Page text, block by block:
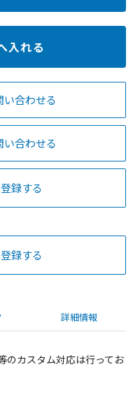
い合わせる
い合わせる
録する
録する
詳細情報
のカスタム対応は行ってお